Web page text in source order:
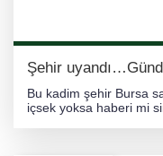
Şehir
Bu kadim şehir Bursa
içsek yoksa haberi mi